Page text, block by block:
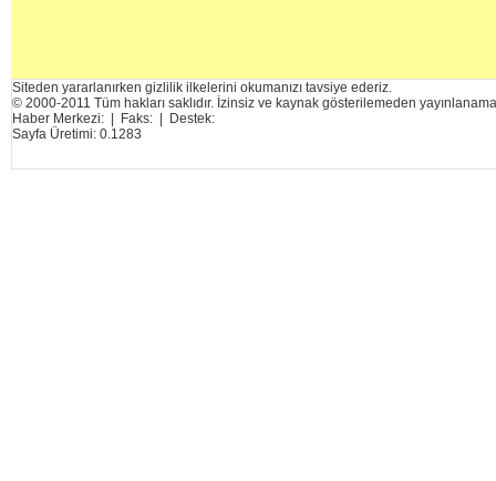
Siteden yararlanırken gizlilik ilkelerini okumanızı tavsiye ederiz.
© 2000-2011 Tüm hakları saklıdır. İzinsiz ve kaynak gösterilemeden
Haber Merkezi: | Faks: | Destek:
Sayfa Üretimi: 0.1283